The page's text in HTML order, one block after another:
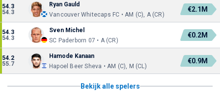
54.3
54.3
Ryan Gauld
Vancouver Whitecaps FC • AM (C), A (CR)
€2.1M
54.3
54.3
Sven Michel
SC Paderborn 07 • A (CR)
€0.2M
54.2
55.7
Hamode Kanaan
Hapoel Beer Sheva • AM (C), M (CL)
€0.9M
Bekijk alle spelers